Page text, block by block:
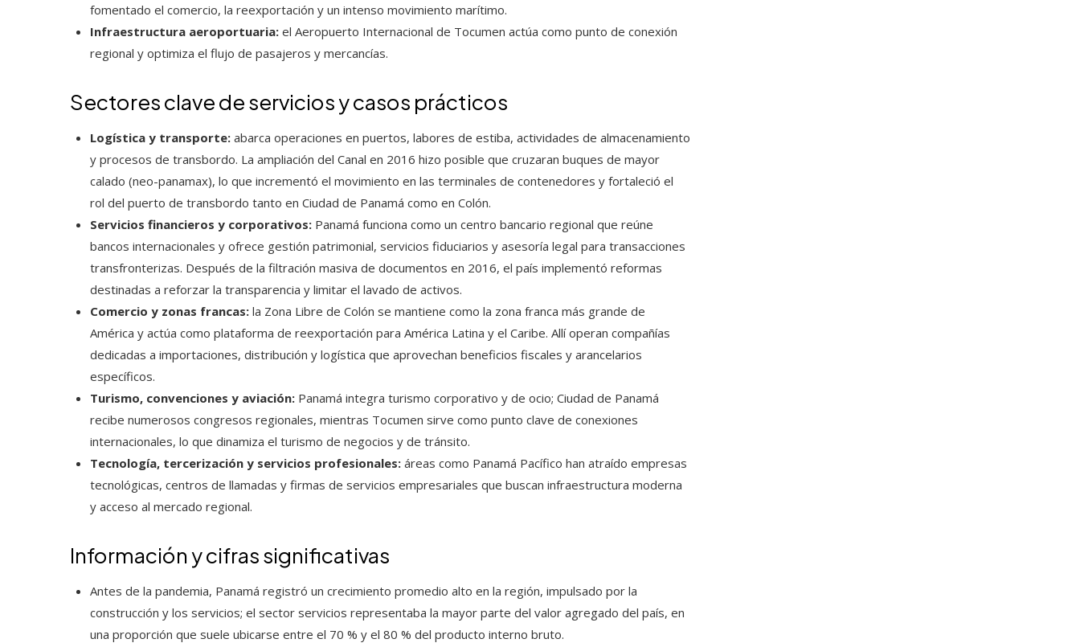
fomentado el comercio, la reexportación y un intenso movimiento marítimo.
Infraestructura aeroportuaria: el Aeropuerto Internacional de Tocumen actúa como punto de conexión
regional y optimiza el flujo de pasajeros y mercancías.
Sectores clave de servicios y casos prácticos
Logística y transporte: abarca operaciones en puertos, labores de estiba, actividades de almacenamiento
y procesos de transbordo. La ampliación del Canal en 2016 hizo posible que cruzaran buques de mayor
calado (neo-panamax), lo que incrementó el movimiento en las terminales de contenedores y fortaleció el
rol del puerto de transbordo tanto en Ciudad de Panamá como en Colón.
Servicios financieros y corporativos: Panamá funciona como un centro bancario regional que reúne
bancos internacionales y ofrece gestión patrimonial, servicios fiduciarios y asesoría legal para transacciones
transfronterizas. Después de la filtración masiva de documentos en 2016, el país implementó reformas
destinadas a reforzar la transparencia y limitar el lavado de activos.
Comercio y zonas francas: la Zona Libre de Colón se mantiene como la zona franca más grande de
América y actúa como plataforma de reexportación para América Latina y el Caribe. Allí operan compañías
dedicadas a importaciones, distribución y logística que aprovechan beneficios fiscales y arancelarios
específicos.
Turismo, convenciones y aviación: Panamá integra turismo corporativo y de ocio; Ciudad de Panamá
recibe numerosos congresos regionales, mientras Tocumen sirve como punto clave de conexiones
internacionales, lo que dinamiza el turismo de negocios y de tránsito.
Tecnología, tercerización y servicios profesionales: áreas como Panamá Pacífico han atraído empresas
tecnológicas, centros de llamadas y firmas de servicios empresariales que buscan infraestructura moderna
y acceso al mercado regional.
Información y cifras significativas
Antes de la pandemia, Panamá registró un crecimiento promedio alto en la región, impulsado por la
construcción y los servicios; el sector servicios representaba la mayor parte del valor agregado del país, en
una proporción que suele ubicarse entre el 70 % y el 80 % del producto interno bruto.